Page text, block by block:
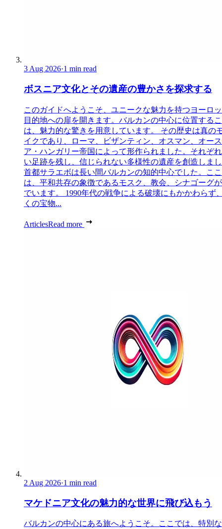
3 Aug 2026·1 min read
ボスニア文化とその遺産の豊かさを探求する
このガイドへようこそ、ユニークな魅力を持つヨーロ
目的地への扉を開きます。バルカンの中心に位置する
は、魅力的な驚きを用意しています。 その歴史は真の
イクであり、ローマ、ビザンティン、オスマン、オー
ア・ハンガリー帝国によって形作られました。それぞ
い足跡を残し、信じられない多様性の遺産を創造しま
首都サラエボは長い間バルカンの知的中心でした。こ
は、平和共存の象徴であるモスク、教会、シナゴーグ
でいます。 1990年代の戦争による破壊にもかかわらず
くの宝物...
ArticlesRead more
2 Aug 2026·1 min read
マケドニア文化の魅力的な世界に飛び込もう
バルカンの中心にある旅へようこそ。ここでは、特別